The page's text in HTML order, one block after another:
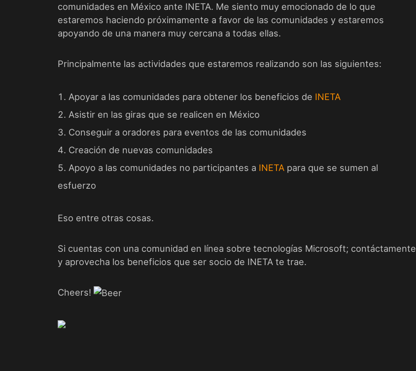
comunidades en México ante INETA. Me siento muy emocionado de lo que
estaremos haciendo próximamente a favor de las comunidades y estaremos
apoyando de una manera muy cercana a todas ellas.
Principalmente las actividades que estaremos realizando son las siguientes:
Apoyar a las comunidades para obtener los beneficios de INETA
Asistir en las giras que se realicen en México
Conseguir a oradores para eventos de las comunidades
Creación de nuevas comunidades
Apoyo a las comunidades no participantes a INETA para que se sumen al
esfuerzo
Eso entre otras cosas.
Si cuentas con una comunidad en línea sobre tecnologías Microsoft; contáctamente
y aprovecha los beneficios que ser socio de INETA te trae.
Cheers!